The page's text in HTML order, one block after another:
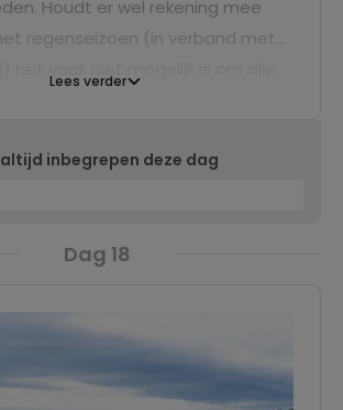
Houdt er wel rekening mee
regenseizoen (in verband met
De reis sluiten we in ieder geval
Lees verder
inbegrepen deze dag
Dag 18